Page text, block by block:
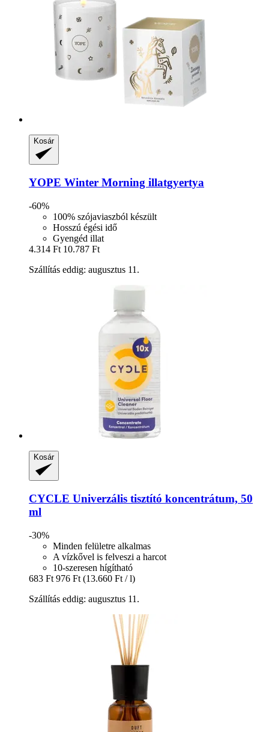
Kosár
YOPE Winter Morning illatgyertya
-60%
100% szójaviaszból készült
Hosszú égési idő
Gyengéd illat
4.314 Ft 10.787 Ft
Szállítás eddig: augusztus 11.
Kosár
CYCLE Univerzális tisztító koncentrátum, 50
ml
-30%
Minden felületre alkalmas
A vízkővel is felveszi a harcot
10-szeresen hígítható
683 Ft 976 Ft (13.660 Ft / l)
Szállítás eddig: augusztus 11.